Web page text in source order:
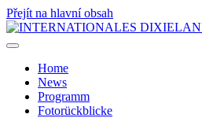
Přejít na hlavní obsah
Home
News
Programm
Fotorückblicke